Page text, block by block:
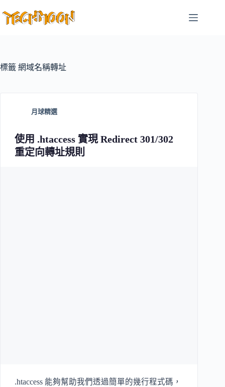
至
容
標籤 網域名稱轉址
月球精選
使用 .htaccess 實現 Redirect 301/302
重定向轉址規則
.htaccess 能夠幫助我們透過簡單的幾行程式碼，